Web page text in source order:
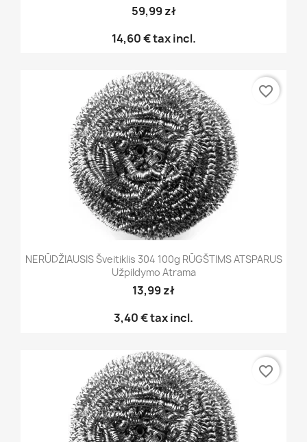
59,99 zł
14,60 €tax incl.
NERŪDŽIAUSIS Šveitiklis 304 100g RŪGŠTIMS ATSPARUS
Užpildymo Atrama
13,99 zł
3,40 €tax incl.
favorite_border
favorite_border